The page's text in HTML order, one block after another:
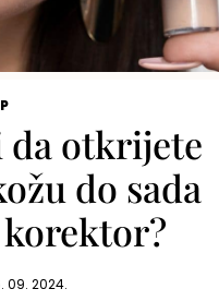
da otkrijete
do sada
09. 2024.